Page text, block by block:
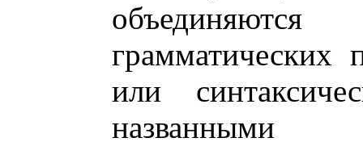
грамматических
или